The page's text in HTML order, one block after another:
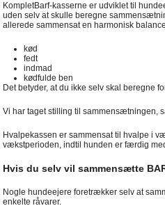
KompletBarf-kasserne er udviklet til
uden selv at skulle beregne
allerede sammensat en harmonisk
kød
fedt
indmad
kødfulde ben
Det betyder, at du ikke selv skal beregne
Vi har taget stilling til sammensætningen,
Hvalpekassen er sammensat til hvalpe i
vækstperioden, indtil hunden er færdig
Hvis du selv vil sammensætte
Nogle hundeejere foretrækker selv at
enkelte råvarer.